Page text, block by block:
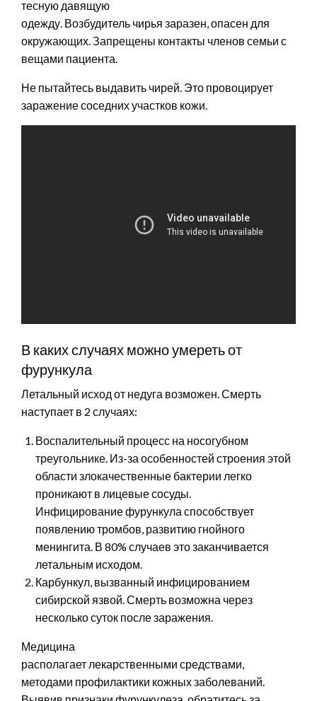
тесную давящую
одежду. Возбудитель чирья заразен, опасен для
окружающих. Запрещены контакты членов семьи с
вещами пациента.
Не пытайтесь выдавить чирей. Это провоцирует
заражение соседних участков кожи.
В каких случаях можно умереть от
фурункула
Летальный исход от недуга возможен. Смерть
наступает в 2 случаях:
Воспалительный процесс на носогубном
треугольнике. Из-за особенностей строения этой
области злокачественные бактерии легко
проникают в лицевые сосуды.
Инфицирование фурункула способствует
появлению тромбов, развитию гнойного
менингита. В 80% случаев это заканчивается
летальным исходом.
Карбункул, вызванный инфицированием
сибирской язвой. Смерть возможна через
несколько суток после заражения.
Медицина
располагает лекарственными средствами,
методами профилактики кожных заболеваний.